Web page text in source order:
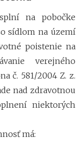
na pobočke
sídlom na území
poistenie na
verejného
č. 581/2004 Z. z.
nad zdravotnou
niektorých
má: